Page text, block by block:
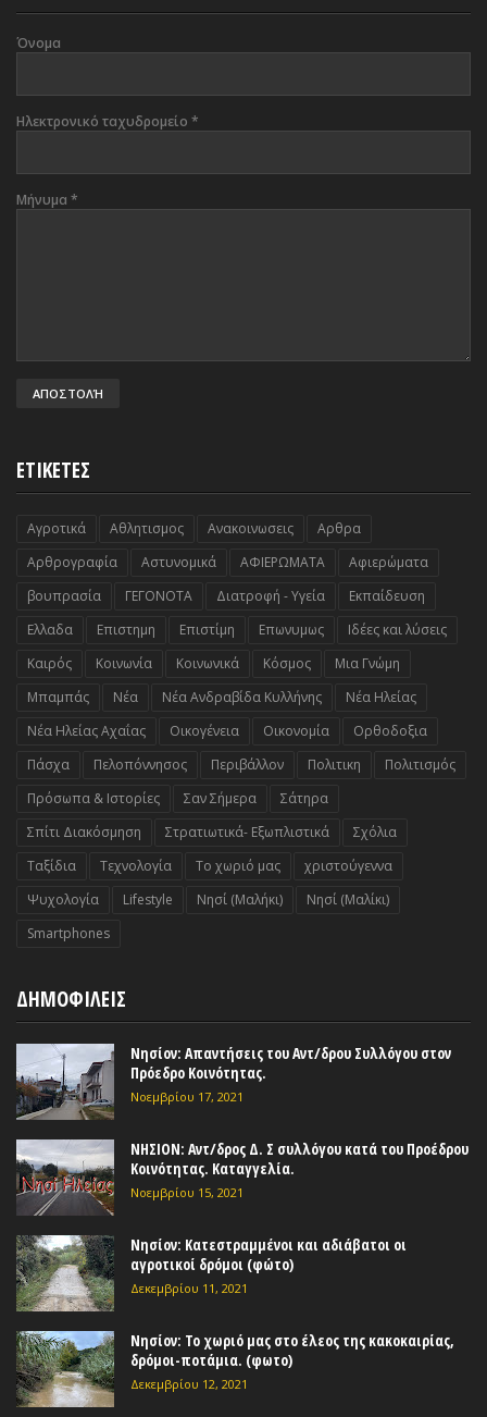
Όνομα
Ηλεκτρονικό ταχυδρομείο *
Μήνυμα *
ΕΤΙΚΕΤΕΣ
Αγροτικά Αθλητισμος Ανακοινωσεις
Αρθρα
Αρθρογραφία
Αστυνομικά ΑΦΙΕΡΩΜΑΤΑ
Αφιερώματα
βουπρασία
ΓΕΓΟΝΟΤΑ Διατροφή - Υγεία
Εκπαίδευση
Ελλαδα
Επιστημη Επιστίμη Επωνυμως
Ιδέες και λύσεις
Καιρός
Κοινωνία Κοινωνικά Κόσμος
Μια Γνώμη
Μπαμπάς
Νέα Νέα Ανδραβίδα Κυλλήνης
Νέα Ηλείας
Νέα Ηλείας Αχαΐας
Οικογένεια Οικονομία
Ορθοδοξια
Πάσχα
Πελοπόννησος Περιβάλλον Πολιτικη
Πολιτισμός
Πρόσωπα & Ιστορίες
Σαν Σήμερα
Σάτηρα
Σπίτι Διακόσμηση
Στρατιωτικά- Εξωπλιστικά
Σχόλια
Ταξίδια
Τεχνολογία Το χωριό μας
χριστούγεννα
Ψυχολογία
Lifestyle Nησί (Μαλήκι)
Nησί (Μαλίκι)
Smartphones
ΔΗΜΟΦΙΛΕΙΣ
Νησίον: Απαντήσεις του Αντ/δρου Συλλόγου στον
Πρόεδρο Κοινότητας.
Νοεμβρίου 17, 2021
ΝΗΣΙΟΝ: Αντ/δρος Δ. Σ συλλόγου κατά του Προέδρου
Κοινότητας. Καταγγελία.
Νοεμβρίου 15, 2021
Νησίον: Κατεστραμμένοι και αδιάβατοι οι
αγροτικοί δρόμοι (φώτο)
Δεκεμβρίου 11, 2021
Νησίον: Το χωριό μας στο έλεος της κακοκαιρίας,
δρόμοι-ποτάμια. (φωτο)
Δεκεμβρίου 12, 2021